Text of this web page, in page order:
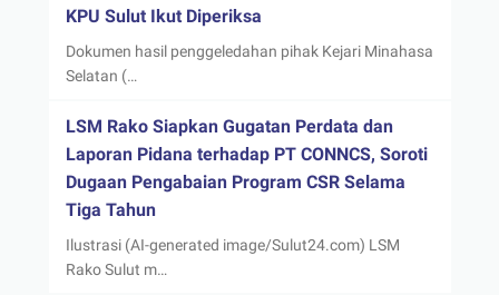
KPU Sulut Ikut Diperiksa
Dokumen hasil penggeledahan pihak Kejari Minahasa
Selatan (…
LSM Rako Siapkan Gugatan Perdata dan
Laporan Pidana terhadap PT CONNCS, Soroti
Dugaan Pengabaian Program CSR Selama
Tiga Tahun
Ilustrasi (AI-generated image/Sulut24.com) LSM
Rako Sulut m…